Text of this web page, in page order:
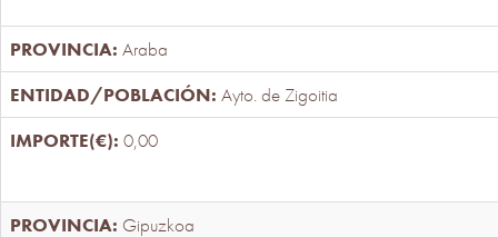
Araba
Ayto. de Zigoitia
0,00
Gipuzkoa